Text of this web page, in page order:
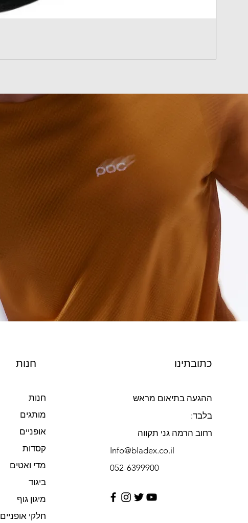
חנות
חנות
מותגים
אופניים
קסדות
מדי ואטים
ביגוד
מיגון גוף
חלקי אופניים
כתובתינו
ההגעה בתיאום מראש
בלבד:
רחוב הרמה גני תקווה
Info@bladex.co.il
052-6399900​